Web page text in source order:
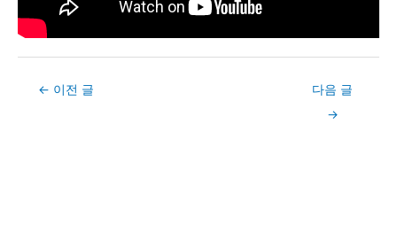
Post← 이전 글
다음 글
→